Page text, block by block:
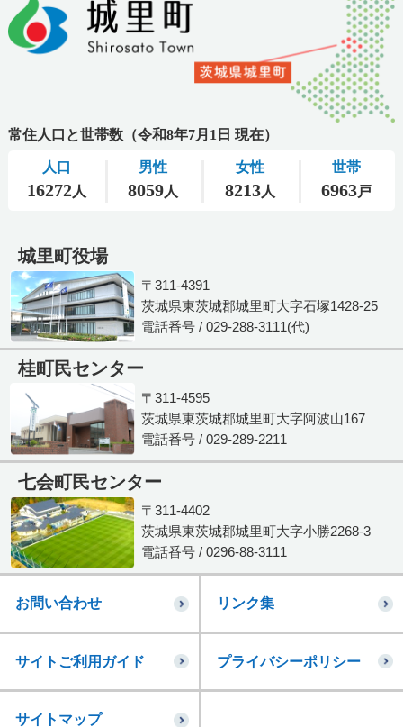
城里町役場
〒311-4391
茨城県東茨城郡城里町大字石塚1428-25
電話番号 / 029-288-3111(代)
桂町民センター
〒311-4595
茨城県東茨城郡城里町大字阿波山167
電話番号 / 029-289-2211
七会町民センター
〒311-4402
茨城県東茨城郡城里町大字小勝2268-3
電話番号 / 0296-88-3111
お問い合わせ リンク集
サイトご利用ガイド プライバシーポリシー
サイトマップ